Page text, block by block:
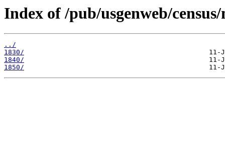
Index of /pub/usgenweb/
../
1830/
1840/
1850/